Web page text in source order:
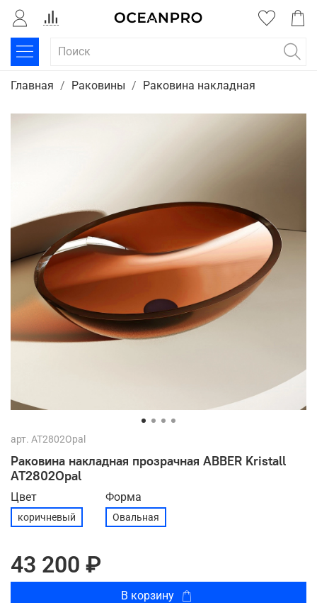
Главная Раковины Раковина накладная
арт. AT2802Opal
Раковина накладная прозрачная ABBER Kristall
AT2802Opal
Цвет
коричневый
Форма
Овальная
43 200 ₽
В корзину